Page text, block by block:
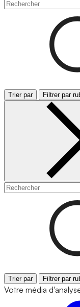
Trier par Filtrer par
Trier par Filtrer par
Votre média